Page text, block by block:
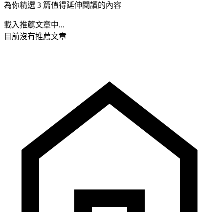
為你精選 3 篇值得延伸閱讀的內容
載入推薦文章中...
目前沒有推薦文章